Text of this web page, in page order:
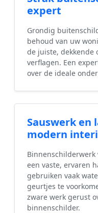
expert
Grondig
behoud van uw
de juiste, dekkende
verflagen. Een
over de ideale
Sauswerk en
modern
een vaste, ervaren
gebruiken vaak
geurtjes te
zware werk gerust
binnenschilder.